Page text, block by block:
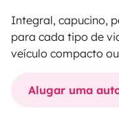
Integral, capucino,
para cada tipo de
veículo compacto
Alugar uma